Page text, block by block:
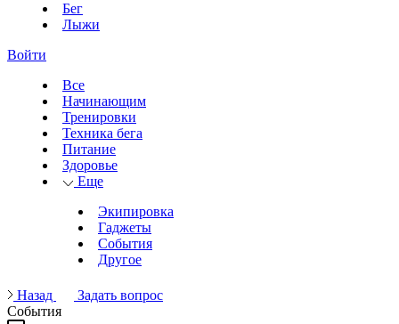
Бег
Лыжи
Войти
Все
Начинающим
Тренировки
Техника бега
Питание
Здоровье
Еще
Экипировка
Гаджеты
События
Другое
Назад
Задать вопрос
События